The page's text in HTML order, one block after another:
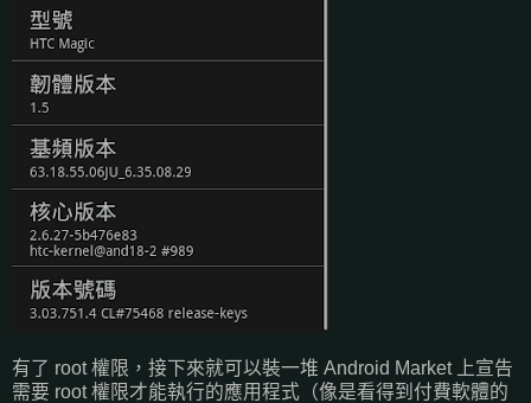
有了 root 權限，接下來就可以裝一堆 Android Market 上宣告
需要 root 權限才能執行的應用程式（像是看得到付費軟體的